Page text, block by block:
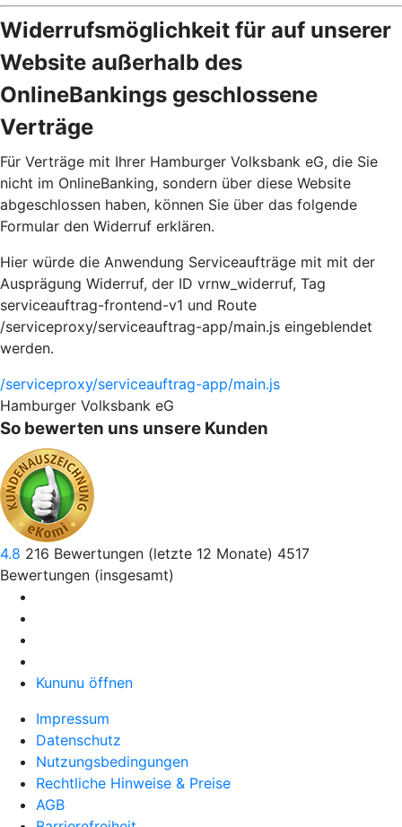
Widerrufsmöglichkeit für auf unserer
Website außerhalb des
OnlineBankings geschlossene
Verträge
Für Verträge mit Ihrer Hamburger Volksbank eG, die Sie
nicht im OnlineBanking, sondern über diese Website
abgeschlossen haben, können Sie über das folgende
Formular den Widerruf erklären.
Hier würde die Anwendung Serviceaufträge mit mit der
Ausprägung Widerruf, der ID vrnw_widerruf, Tag
serviceauftrag-frontend-v1 und Route
/serviceproxy/serviceauftrag-app/main.js eingeblendet
werden.
/serviceproxy/serviceauftrag-app/main.js
Hamburger Volksbank eG
So bewerten uns unsere Kunden
4.8 216 Bewertungen (letzte 12 Monate) 4517
Bewertungen (insgesamt)
Kununu öffnen
Impressum
Datenschutz
Nutzungsbedingungen
Rechtliche Hinweise & Preise
AGB